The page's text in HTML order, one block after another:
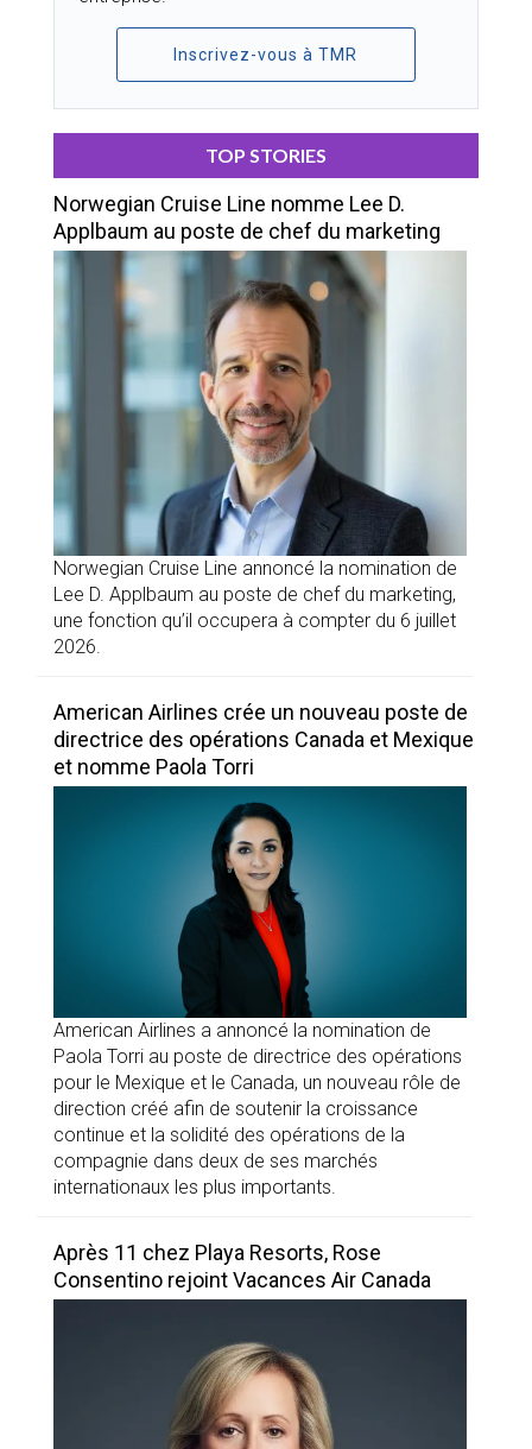
Inscrivez-vous à TMR
TOP STORIES
Norwegian Cruise Line nomme Lee D.
Applbaum au poste de chef du marketing
Norwegian Cruise Line annoncé la nomination de
Lee D. Applbaum au poste de chef du marketing,
une fonction qu’il occupera à compter du 6 juillet
2026.
American Airlines crée un nouveau poste de
directrice des opérations Canada et Mexique
et nomme Paola Torri
American Airlines a annoncé la nomination de
Paola Torri au poste de directrice des opérations
pour le Mexique et le Canada, un nouveau rôle de
direction créé afin de soutenir la croissance
continue et la solidité des opérations de la
compagnie dans deux de ses marchés
internationaux les plus importants.
Après 11 chez Playa Resorts, Rose
Consentino rejoint Vacances Air Canada